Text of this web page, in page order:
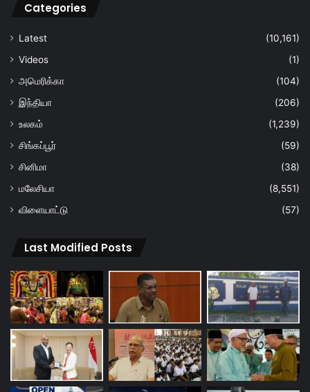
Categories
Latest
(10,161)
Videos
(1)
அமெரிக்கா
(104)
இந்தியா
(206)
உலகம்
(1,239)
சிங்கப்பூர்
(59)
சினிமா
(38)
மலேசியா
(8,551)
விளையாட்டு
(57)
Last Modified Posts